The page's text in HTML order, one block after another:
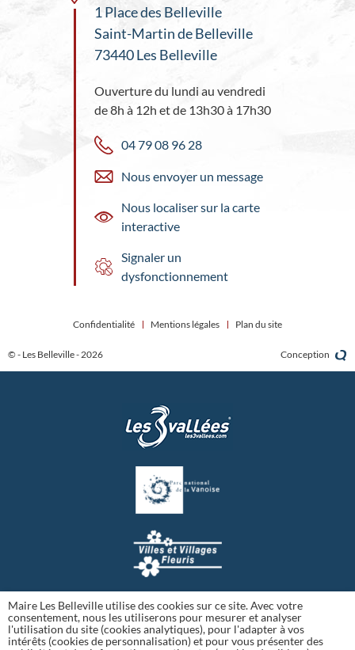
1 Place des Belleville
Saint-Martin de Belleville
73440 Les Belleville
Ouverture du lundi au vendredi
de 8h à 12h et de 13h30 à 17h30
04 79 08 96 28
Nous envoyer un message
Nous localiser sur la carte
interactive
Signaler un
dysfonctionnement
© - Les Belleville - 2026
Confidentialité Mentions légales Plan du site
Conception
Maire Les Belleville utilise des cookies sur ce site. Avec votre
consentement, nous les utiliserons pour mesurer et analyser
l'utilisation du site (cookies analytiques), pour l'adapter à vos
intérêts (cookies de personnalisation) et pour vous présenter des